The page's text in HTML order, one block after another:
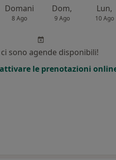
Domani
8 Ago
Dom,
9 Ago
Lun,
10 Ago
sono agende disponibili!
le prenotazioni